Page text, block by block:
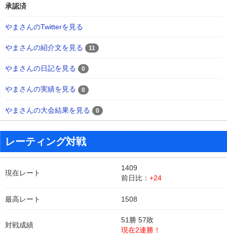
承認済
やまさんのTwitterを見る
やまさんの紹介文を見る 11
やまさんの日記を見る 0
やまさんの実績を見る 0
やまさんの大会結果を見る 0
レーティング対戦
現在レート
1409
前日比： +24
最高レート 1508
対戦成績
51勝 57敗
現在2連勝！